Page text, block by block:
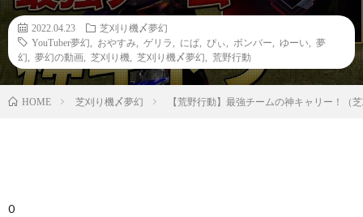
2022.04.23
芝刈り機〆夢幻
YouTuber夢幻
おやすみ ゲリラ にぱ ぴぃ ボンバー ゆーい
夢
幻
夢幻の動画 芝刈り機 芝刈り機〆夢幻 荒野行動
HOME 芝刈り機〆夢幻 【荒野行動】最強チームの神キャリー！（
0